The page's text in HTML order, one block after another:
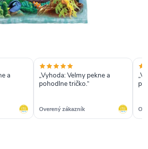
„Vyhoda: Velmy pekne a
pohodlne tričko.“
Overený zákazník